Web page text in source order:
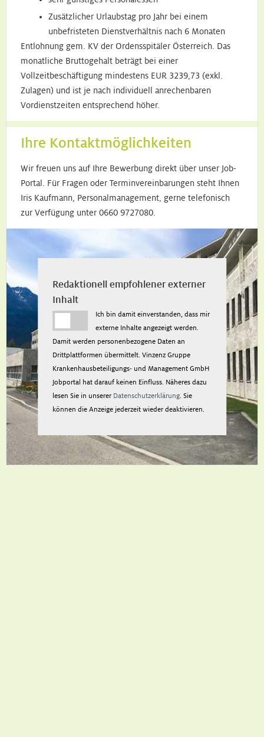
Zusätzlicher Urlaubstag pro Jahr bei einem
unbefristeten Dienstverhältnis nach 6 Monaten
Entlohnung gem. KV der Ordensspitäler Österreich. Das
monatliche Bruttogehalt beträgt bei einer
Vollzeitbeschäftigung mindestens EUR 3239,73 (exkl.
Zulagen) und ist je nach individuell anrechenbaren
Vordienstzeiten entsprechend höher.
Ihre Kontaktmöglichkeiten
Wir freuen uns auf Ihre Bewerbung direkt über unser Job-
Portal. Für Fragen oder Terminvereinbarungen steht Ihnen
Iris Kaufmann, Personalmanagement, gerne telefonisch
zur Verfügung unter 0660 9727080.
Redaktionell empfohlener externer
Inhalt
Ich bin damit einverstanden, dass mir
externe Inhalte angezeigt werden.
Damit werden personenbezogene Daten an
Drittplattformen übermittelt. Vinzenz Gruppe
Krankenhausbeteiligungs- und Management GmbH
Jobportal hat darauf keinen Einfluss. Näheres dazu
lesen Sie in unserer Datenschutzerklärung. Sie
können die Anzeige jederzeit wieder deaktivieren.